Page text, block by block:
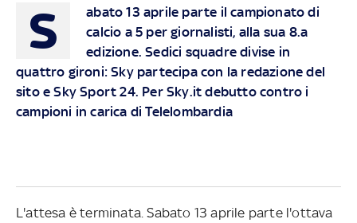
S
abato 13 aprile parte il campionato di
calcio a 5 per giornalisti, alla sua 8.a
edizione. Sedici squadre divise in
quattro gironi: Sky partecipa con la redazione del
sito e Sky Sport 24. Per Sky.it debutto contro i
campioni in carica di Telelombardia
L'attesa è terminata. Sabato 13 aprile parte l'ottava